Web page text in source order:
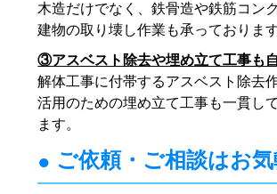
木造だけでなく、鉄骨造や鉄筋コン
建物の取り壊し作業も承っております
③アスベスト除去や埋め立て工事も
解体工事に付帯するアスベスト除去
活用のための埋め立て工事も一貫し
ます。
ご依頼・ご相談はお気